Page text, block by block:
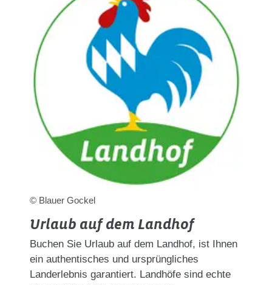
© Blauer Gockel
Urlaub auf dem Landhof
Buchen Sie Urlaub auf dem Landhof, ist Ihnen
ein authentisches und ursprüngliches
Landerlebnis garantiert. Landhöfe sind echte